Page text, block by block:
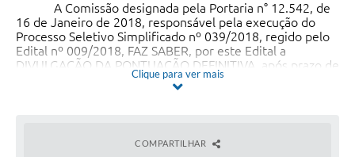
A Comissão designada pela Portaria n° 12.542, de
16 de Janeiro de 2018, responsável pela execução do
Processo Seletivo Simplificado nº 039/2018, regido pelo
Edital nº 009/2018, FAZ SABER, por este Edital a
DIVULGAÇÃO DA PONTUAÇÃO DEFINITIVA, após prazo de
recurso PARA CONTRATAÇÃO TEMPORÁRIA para
Farmacêutico
Clique para ver mais
COMPARTILHAR